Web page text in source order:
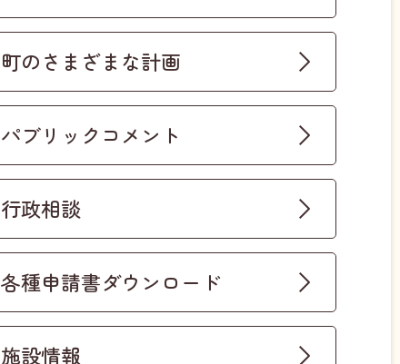
町のさまざまな計画
パブリックコメント
行政相談
各種申請書ダウンロード
施設情報